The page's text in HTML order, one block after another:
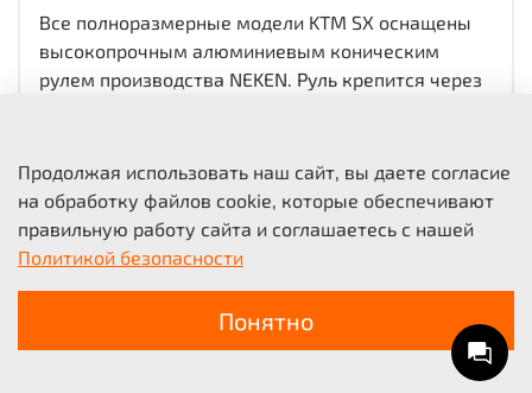
Все полноразмерные модели KTM SX оснащены
высокопрочным алюминиевым коническим
рулем производства NEKEN. Руль крепится через
стандартную комплектацию руля входят
вулканизированная грипса ODI справа и удобная
быстросъёмная грипса ODI слева, не требующая
использования проволоки или клея.
Продолжая использовать наш сайт, вы даете согласие
на обработку файлов cookie, которые обеспечивают
правильную работу сайта и соглашаетесь с нашей
Политикой безопасности
Понятно